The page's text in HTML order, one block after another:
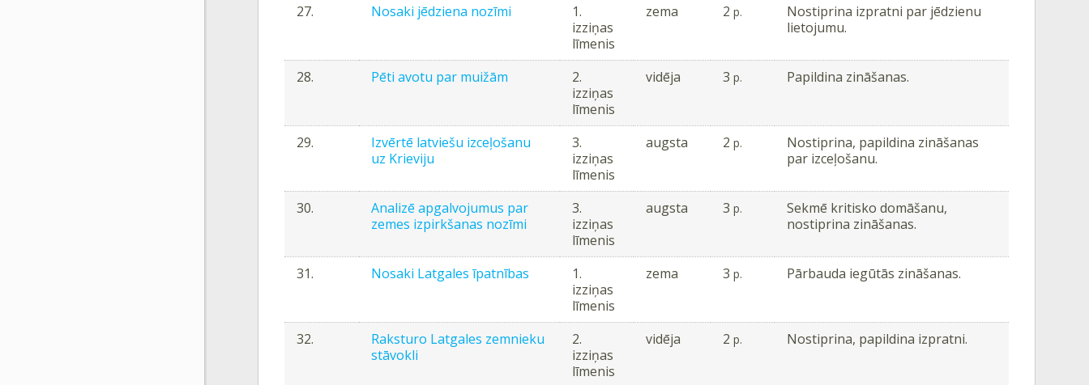
27. Nosaki jēdziena nozīmi
1.
izziņas
līmenis
zema 2 p.
Nostiprina izpratni par jēdzienu
lietojumu.
28. Pēti avotu par muižām
2.
izziņas
līmenis
vidēja 3 p. Papildina zināšanas.
29.
Izvērtē latviešu izceļošanu
uz Krieviju
3.
izziņas
līmenis
augsta 2 p.
Nostiprina, papildina zināšanas
par izceļošanu.
30.
Analizē apgalvojumus par
zemes izpirkšanas nozīmi
3.
izziņas
līmenis
augsta 3 p.
Sekmē kritisko domāšanu,
nostiprina zināšanas.
31. Nosaki Latgales īpatnības
1.
izziņas
līmenis
zema 3 p. Pārbauda iegūtās zināšanas.
32.
Raksturo Latgales zemnieku
stāvokli
2.
izziņas
līmenis
vidēja 2 p. Nostiprina, papildina izpratni.